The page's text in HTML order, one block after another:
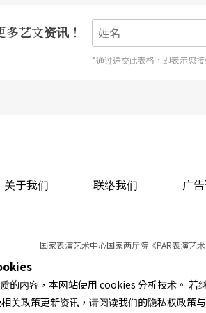
艺文资讯！
*通过递交此表格，即表示您
关于我们 联络我们 广
国家表演艺术中心国家两厅院《PAR表演艺
本站所提供相关
服务
的内容，本网站使用 cookies 分析技术。
关政策更新资讯，请阅读我们的隐私权政策